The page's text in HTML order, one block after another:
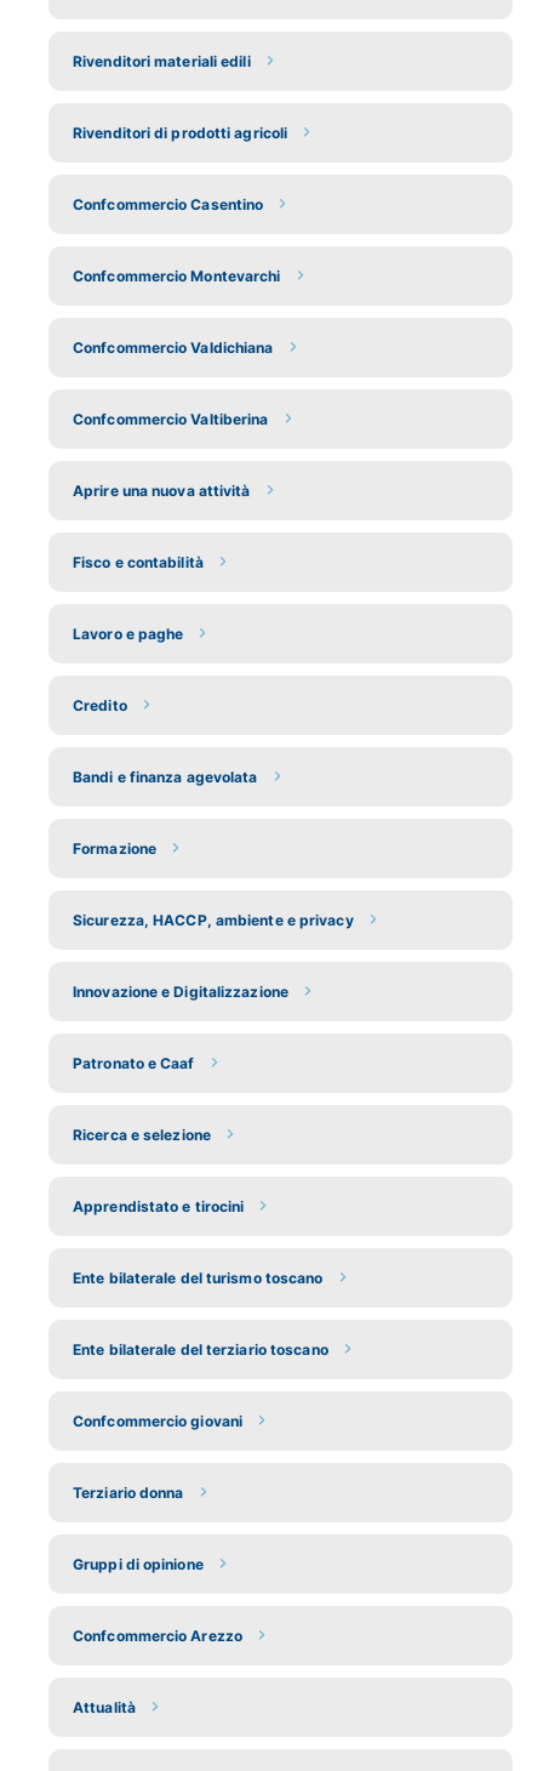
Rivenditori materiali edili
Rivenditori di prodotti agricoli
Confcommercio Casentino
Confcommercio Montevarchi
Confcommercio Valdichiana
Confcommercio Valtiberina
Aprire una nuova attività
Fisco e contabilità
Lavoro e paghe
Credito
Bandi e finanza agevolata
Formazione
Sicurezza, HACCP, ambiente e privacy
Innovazione e Digitalizzazione
Patronato e Caaf
Ricerca e selezione
Apprendistato e tirocini
Ente bilaterale del turismo toscano
Ente bilaterale del terziario toscano
Confcommercio giovani
Terziario donna
Gruppi di opinione
Confcommercio Arezzo
Attualità